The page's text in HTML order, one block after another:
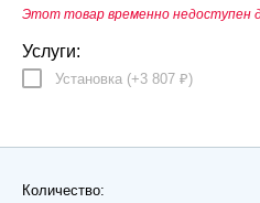
Этот товар временно недоступен
Услуги:
Установка (+3 807 ₽)
Количество: